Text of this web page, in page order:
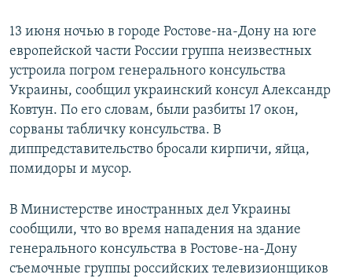
13 июня ночью в городе Ростове-на-Дону на юге
европейской части России группа неизвестных
устроила погром генерального консульства
Украины, сообщил украинский консул Александр
Ковтун. По его словам, были разбиты 17 окон,
сорваны табличку консульства. В
диппредставительство бросали кирпичи, яйца,
помидоры и мусор.
В Министерстве иностранных дел Украины
сообщили, что во время нападения на здание
генерального консульства в Ростове-на-Дону
съемочные группы российских телевизионщиков